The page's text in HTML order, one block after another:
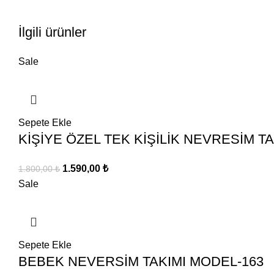
İlgili ürünler
Sale
Sepete Ekle
KİŞİYE ÖZEL TEK KİŞİLİK NEVRESİM
1.800,00₺ Orijinal
1.590,00 ₺Şu
Sale
Sepete Ekle
BEBEK NEVERSİM TAKIMI MODEL-163